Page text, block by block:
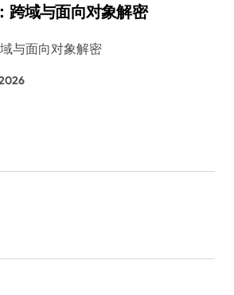
跨域与面向对象解密
与面向对象解密